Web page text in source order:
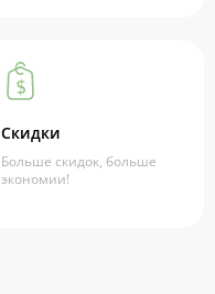
Скидки
Больше скидок, больше
экономии!